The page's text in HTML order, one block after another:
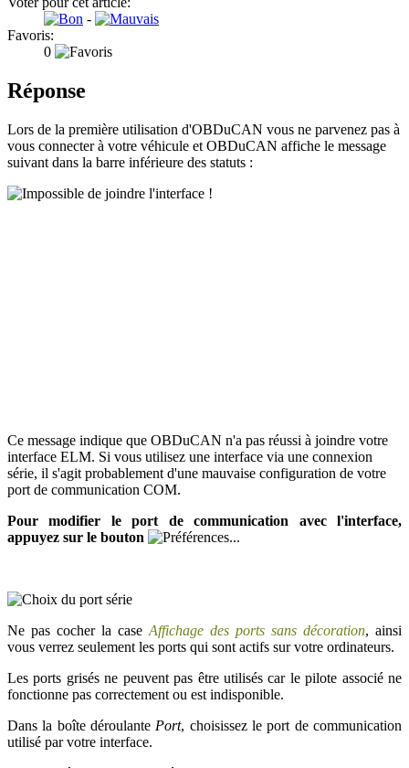
-
Favoris:
0
Réponse
Lors de la première utilisation d'OBDuCAN vous ne parvenez pas à
vous connecter à votre véhicule et OBDuCAN affiche le message
suivant dans la barre inférieure des statuts :
Ce message indique que OBDuCAN n'a pas réussi à joindre votre
interface ELM. Si vous utilisez une interface via une connexion
série, il s'agit probablement d'une mauvaise configuration de votre
port de communication COM.
Pour modifier le port de communication avec l'interface,
appuyez sur le bouton
Ne pas cocher la case Affichage des ports sans décoration, ainsi
vous verrez seulement les ports qui sont actifs sur votre ordinateurs.
Les ports grisés ne peuvent pas être utilisés car le pilote associé ne
fonctionne pas correctement ou est indisponible.
Dans la boîte déroulante Port, choisissez le port de communication
utilisé par votre interface.